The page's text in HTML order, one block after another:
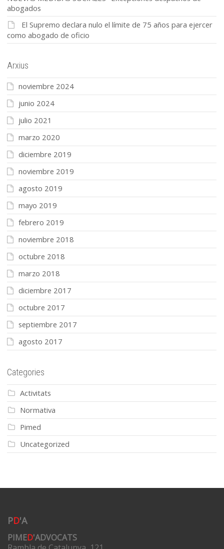
abogados
El Supremo declara nulo el límite de 75 años para ejercer
como abogado de oficio
Arxius
noviembre 2024
junio 2024
julio 2021
marzo 2020
diciembre 2019
noviembre 2019
agosto 2019
mayo 2019
febrero 2019
noviembre 2018
octubre 2018
marzo 2018
diciembre 2017
octubre 2017
septiembre 2017
agosto 2017
Categories
Activitats
Normativa
Pimed
Uncategorized
PD'A
PIMED'ADVOCATS